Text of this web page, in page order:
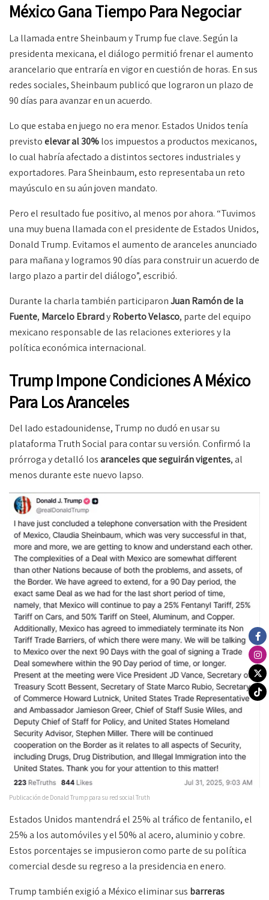
México Gana Tiempo Para Negociar
La llamada entre Sheinbaum y Trump fue clave. Según la
presidenta mexicana, el diálogo permitió frenar el aumento
arancelario que entraría en vigor en cuestión de horas. En sus
redes sociales, Sheinbaum publicó que lograron un plazo de
90 días para avanzar en un acuerdo.
Lo que estaba en juego no era menor. Estados Unidos tenía
previstoelevar al 30%los impuestos a productos mexicanos,
lo cual habría afectado a distintos sectores industriales y
exportadores. Para Sheinbaum, esto representaba un reto
mayúsculo en su aún joven mandato.
Pero el resultado fue positivo, al menos por ahora. “Tuvimos
una muy buena llamada con el presidente de Estados Unidos,
Donald Trump. Evitamos el aumento de aranceles anunciado
para mañana y logramos 90 días para construir un acuerdo de
largo plazo a partir del diálogo”, escribió.
Durante la charla también participaronJuan Ramón de la
Fuente, Marcelo EbrardyRoberto Velasco, parte del equipo
mexicano responsable de las relaciones exteriores y la
política económica internacional.
Trump Impone Condiciones A México
Para Los Aranceles
Del lado estadounidense, Trump no dudó en usar su
plataforma Truth Social para contar su versión. Confirmó la
prórroga y detalló losaranceles que seguirán vigentes, al
menos durante este nuevo lapso.
Publicación de Donald Trump para su red social Truth
Estados Unidos mantendrá el 25% al tráfico de fentanilo, el
25% a los automóviles y el 50% al acero, aluminio y cobre.
Estos porcentajes se impusieron como parte de su política
comercial desde su regreso a la presidencia en enero.
Trump también exigió a México eliminar sus barreras